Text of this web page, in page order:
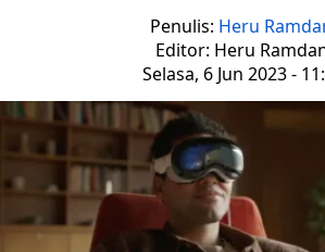
Penulis: Heru
Editor: Heru
Selasa, 6 Jun 2023 -